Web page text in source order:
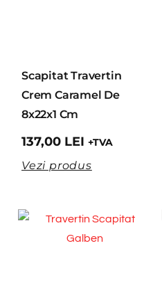
Scapitat Travertin
Crem Caramel De
8x22x1 Cm
137,00 LEI +TVA
Vezi produs